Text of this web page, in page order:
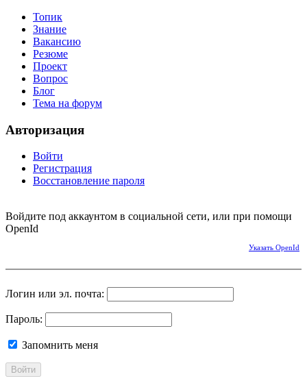
Топик
Знание
Вакансию
Резюме
Проект
Вопрос
Блог
Тема на форум
Авторизация
Войти
Регистрация
Восстановление пароля
Войдите под аккаунтом в социальной сети, или при помощи
OpenId
Указать OpenId
Логин или эл. почта:
Пароль:
Запомнить меня
Войти